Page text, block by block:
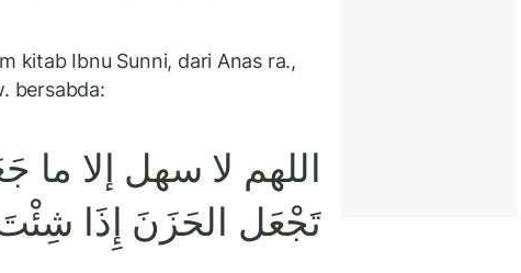
kitab Ibnu Sunni, dari Anas ra.,
bersabda:
اللهم لا سهل إلا ما
تَجْعَل الحَزَنَ إِذَا